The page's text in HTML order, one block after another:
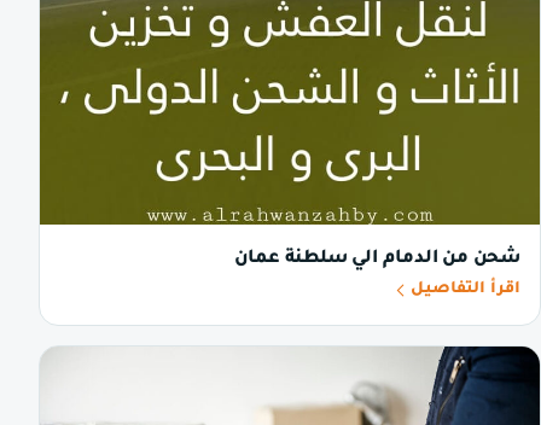
شحن من الدمام الي سلطنة عمان
اقرأ التفاصيل